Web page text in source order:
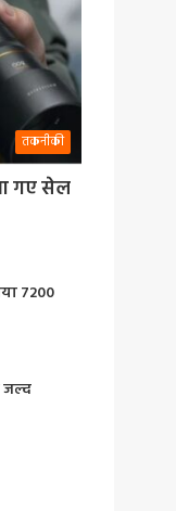
तकनीकी
गए सेल
7200
जल्द